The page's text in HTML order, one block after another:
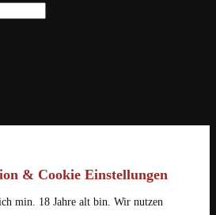
& Cookie Einstellungen
min. 18 Jahre alt bin. Wir nutzen